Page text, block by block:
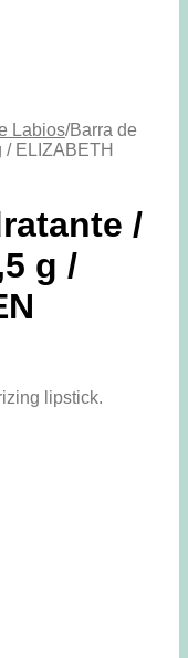
Labios/Barra de
/ ELIZABETH
/
g /
lipstick.